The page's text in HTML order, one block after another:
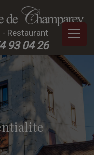
- Restaurant
93 04 26